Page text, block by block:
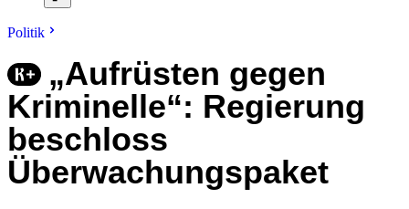
Politik
„Aufrüsten gegen
Kriminelle“: Regierung
beschloss
Überwachungspaket